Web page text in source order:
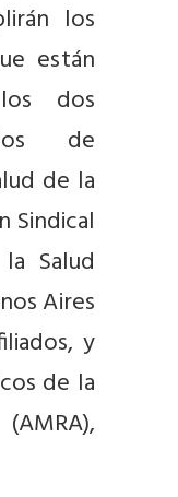
los
están
dos
de
de la
Sindical
Salud
Aires
y
de la